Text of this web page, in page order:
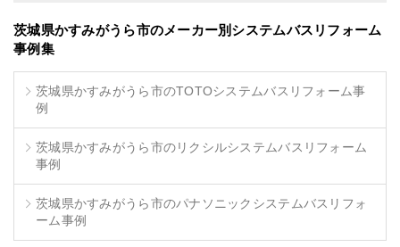
茨城県かすみがうら市のメーカー別システムバスリフォーム
事例集
茨城県かすみがうら市のTOTOシステムバスリフォーム事
例
茨城県かすみがうら市のリクシルシステムバスリフォーム
事例
茨城県かすみがうら市のパナソニックシステムバスリフォ
ーム事例